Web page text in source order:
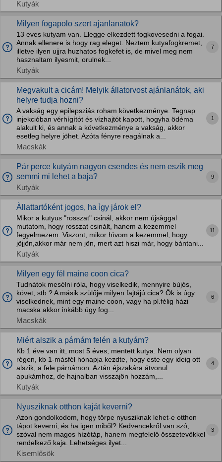
Kutyák
Milyen fogapolo szert ajanlanatok?
13 eves kutyam van. Elegge elkezdett fogkovesedni a fogai.
Annak ellenere is hogy rag eleget. Neztem kutyafogkremet,
illetve ilyen ujjra huzhatos fogkefet is, de mivel meg nem
hasznaltam ilyesmit, orulnek...
Kutyák
7
Megvakult a cicám! Melyik állatorvost ajánlanátok, aki
helyre tudja hozni?
A vakság egy epilepsziás roham következménye. Tegnap
injekcióban vérhígítót és vízhajtót kapott, hogyha ödéma
alakult ki, és annak a következménye a vakság, akkor
esetleg helyre jöhet. Azóta fényre reagálnak a...
Macskák
1
Pár perce kutyám nagyon csendes és nem eszik meg
semmi mi lehet a baja?
Kutyák
9
Àllattartóként jogos, ha ìgy járok el?
Mikor a kutyus "rosszat" csinál, akkor nem újsàggal
mutatom, hogy rosszat csinált, hanem a kezemmel
fegyelmezem. Viszont, mikor hìvom a kezemmel, hogy
jöjjön,akkor már nem jön, mert azt hiszi màr, hogy bàntani...
Kutyák
11
Milyen egy fél maine coon cica?
Tudnátok mesélni róla, hogy viselkedik, mennyire bújós,
követ, stb.? A másik szülője milyen fajtájú cica? Ők is úgy
viselkednek, mint egy maine coon, vagy ha pl.félig házi
macska akkor inkább úgy fog...
Macskák
6
Miért alszik a párnám felén a kutyám?
Kb 1 éve van itt, most 5 éves, mentett kutya. Nem olyan
régen, kb 1-másfél hónapja kezdte, hogy este egy ideig ott
alszik, a fele párnámon. Aztán éjszakára átvonul
apukámhoz, de hajnalban visszajön hozzám,...
Kutyák
4
Nyusziknak otthon kaját keverni?
Azon gondolkodom, hogy törpe nyusziknak lehet-e otthon
tápot keverni, és ha igen miből? Kedvencekről van szó,
szóval nem magos hízótáp, hanem megfelelő összetevőkkel
rendelkező kaja. Lehetséges ilyet...
Kisemlősök
3